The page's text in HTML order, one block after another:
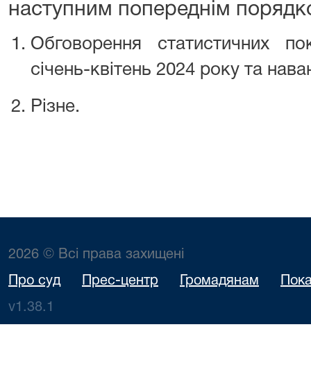
наступним попереднім
Обговорення статистичних
січень-квітень 2024 року та
Різне.
2026 © Всі права захищені
Про суд Прес-центр Громадянам
v1.38.1